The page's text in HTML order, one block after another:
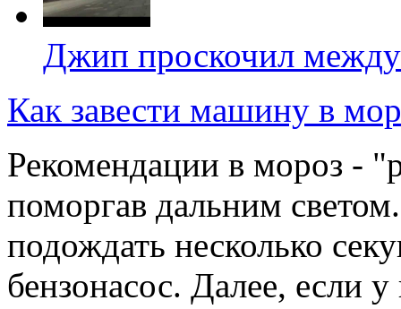
Джип проскочил между
Как завести машину в
Рекомендации в мороз -
поморгав дальним
подождать несколько
бензонасос. Далее, если